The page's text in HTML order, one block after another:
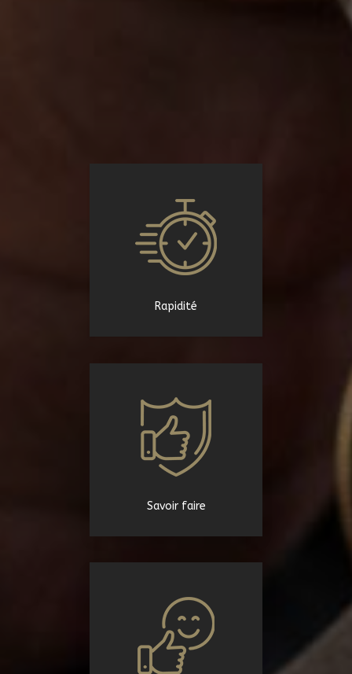
Rapidité
Savoir faire